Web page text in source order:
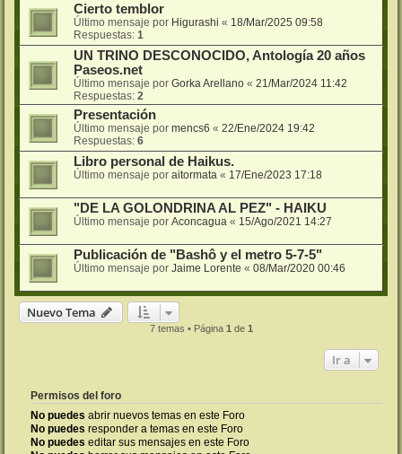
Cierto temblor
Último mensaje por Higurashi « 18/Mar/2025 09:58
Respuestas: 1
UN TRINO DESCONOCIDO, Antología 20 años
Paseos.net
Último mensaje por Gorka Arellano « 21/Mar/2024 11:42
Respuestas: 2
Presentación
Último mensaje por mencs6 « 22/Ene/2024 19:42
Respuestas: 6
Libro personal de Haikus.
Último mensaje por aitormata « 17/Ene/2023 17:18
"DE LA GOLONDRINA AL PEZ" - HAIKU
Último mensaje por Aconcagua « 15/Ago/2021 14:27
Publicación de "Bashô y el metro 5-7-5"
Último mensaje por Jaime Lorente « 08/Mar/2020 00:46
Nuevo Tema
7 temas • Página 1 de 1
Ir a
Permisos del foro
No puedes abrir nuevos temas en este Foro
No puedes responder a temas en este Foro
No puedes editar sus mensajes en este Foro